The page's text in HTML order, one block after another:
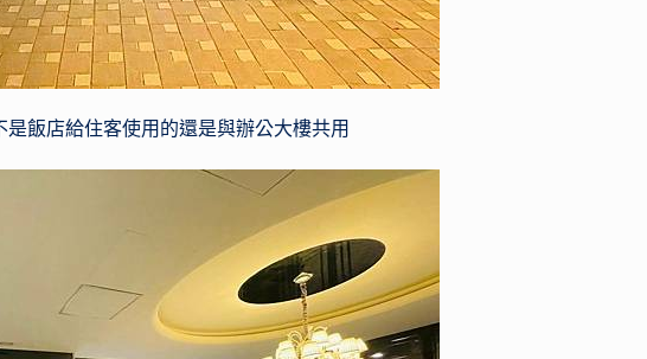
飯店給住客使用的還是與辦公大樓共用